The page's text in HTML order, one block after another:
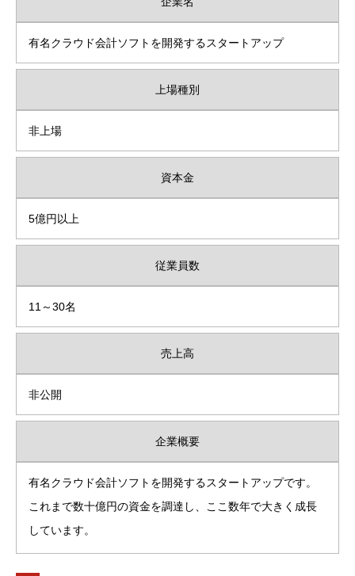
有名クラウド会計ソフトを開発するスタートアップ
上場種別
非上場
資本金
5億円以上
従業員数
11～30名
売上高
非公開
企業概要
有名クラウド会計ソフトを開発するスタートアップです。
これまで数十億円の資金を調達し、ここ数年で大きく成長
しています。